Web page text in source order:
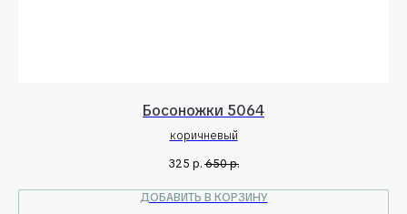
Босоножки 5064
коричневый
325 р. 650р.
ДОБАВИТЬ В КОРЗИНУ